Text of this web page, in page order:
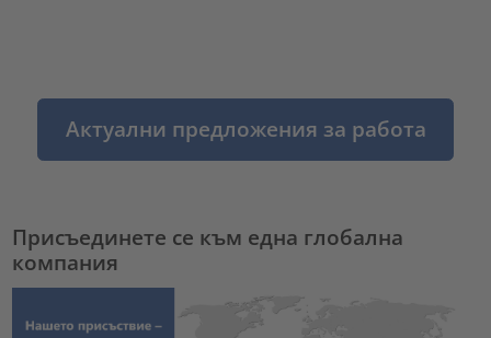
Актуални предложения за работа
Присъединете се към една глобална
компания